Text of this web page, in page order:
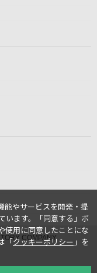
COMPANY
能やサービスを開発・提
ます。
「同意する」ボ
使用に同意したことにな
「 クッキーポリシー 」を